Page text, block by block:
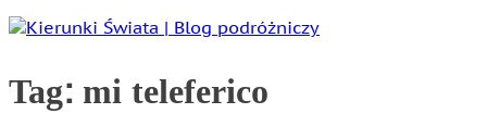
Tag:mi teleferico